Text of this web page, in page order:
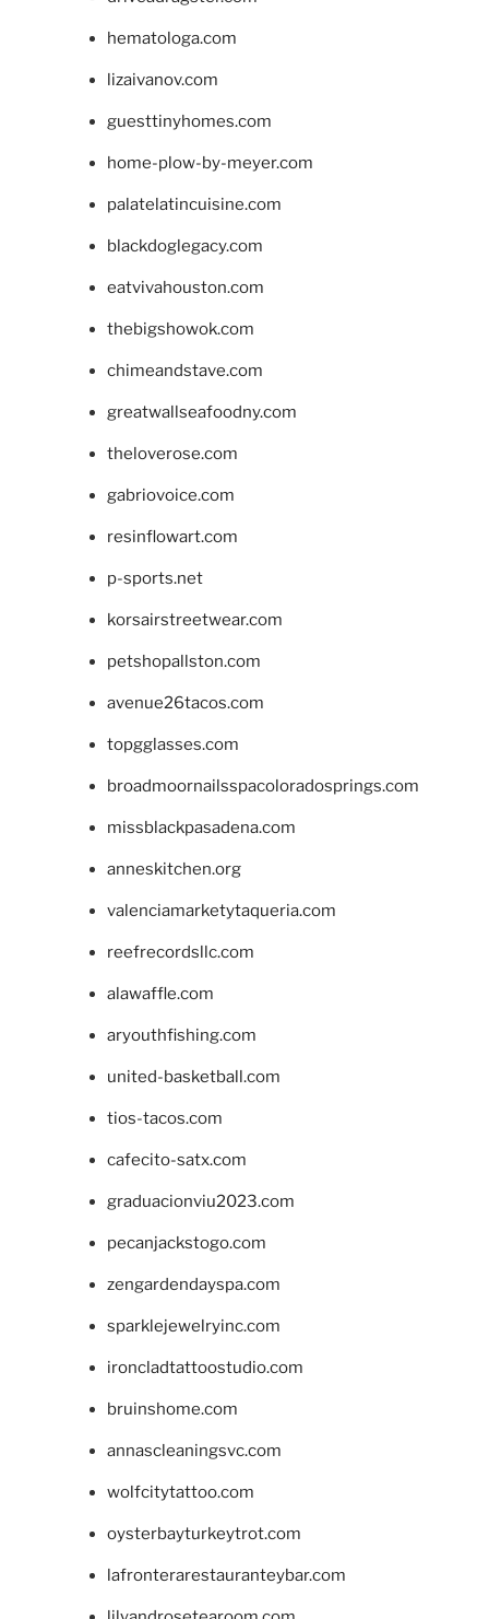
hematologa.com
lizaivanov.com
guesttinyhomes.com
home-plow-by-meyer.com
palatelatincuisine.com
blackdoglegacy.com
eatvivahouston.com
thebigshowok.com
chimeandstave.com
greatwallseafoodny.com
theloverose.com
gabriovoice.com
resinflowart.com
p-sports.net
korsairstreetwear.com
petshopallston.com
avenue26tacos.com
topgglasses.com
broadmoornailsspacoloradosprings.com
missblackpasadena.com
anneskitchen.org
valenciamarketytaqueria.com
reefrecordsllc.com
alawaffle.com
aryouthfishing.com
united-basketball.com
tios-tacos.com
cafecito-satx.com
graduacionviu2023.com
pecanjackstogo.com
zengardendayspa.com
sparklejewelryinc.com
ironcladtattoostudio.com
bruinshome.com
annascleaningsvc.com
wolfcitytattoo.com
oysterbayturkeytrot.com
lafronterarestauranteybar.com